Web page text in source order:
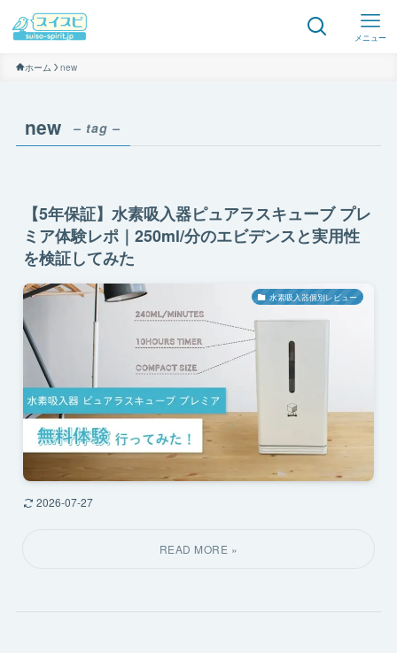
メニュー
ホーム new
new – tag –
【5年保証】水素吸入器ピュアラスキューブ プレ
ミア体験レポ｜250ml/分のエビデンスと実用性
を検証してみた
水素吸入器個別レビュー
2026-07-27